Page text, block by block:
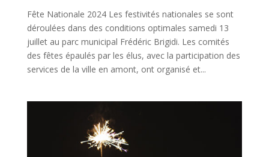
Fête Nationale 2024 Les festivités nationales se sont
déroulées dans des conditions optimales samedi 13
juillet au parc municipal Frédéric Brigidi. Les comités
des fêtes épaulés par les élus, avec la participation des
services de la ville en amont, ont organisé et...